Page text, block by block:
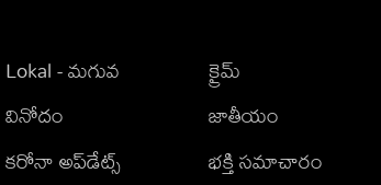
Lokal - మగువ
వినోదం
కరోనా అప్‌డేట్స్
క్రైమ్
జాతీయం
భక్తి సమాచారం